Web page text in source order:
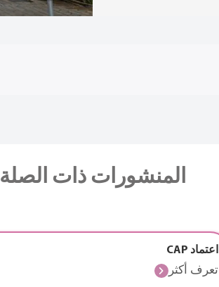
المنشورات ذات الصلة
اعتماد CAP
تعرف أكثر